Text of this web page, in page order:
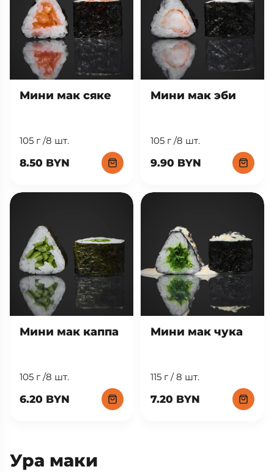
Мини мак сяке
105 г /8 шт.
8.50 BYN
Мини мак эби
105 г /8 шт.
9.90 BYN
Мини мак каппа
105 г /8 шт.
6.20 BYN
Мини мак чука
115 г / 8 шт.
7.20 BYN
Ура маки